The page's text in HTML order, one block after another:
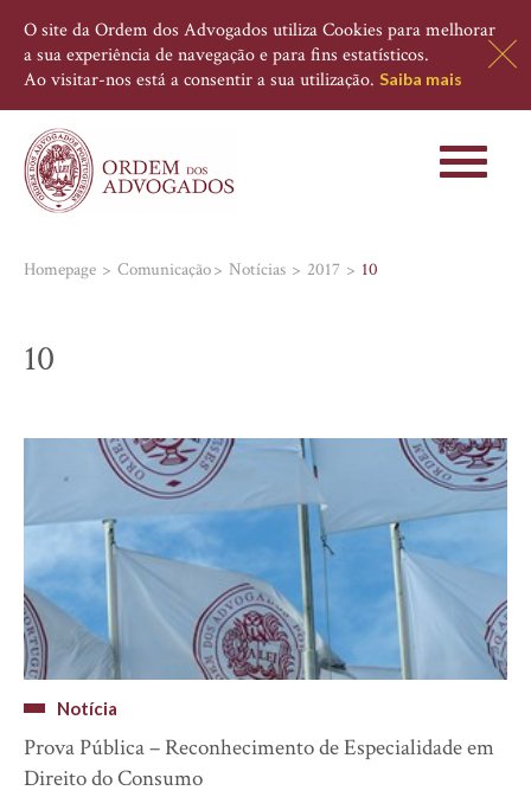
O site da Ordem dos Advogados utiliza Cookies para melhorar
a sua experiência de navegação e para fins estatísticos.
Ao visitar-nos está a consentir a sua utilização. Saiba mais
Toggle
Homepage Comunicação Notícias 2017 10
10
Notícia
Prova Pública – Reconhecimento de Especialidade em
Direito do Consumo